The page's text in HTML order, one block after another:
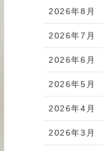
2026年8月
2026年7月
2026年6月
2026年5月
2026年4月
2026年3月